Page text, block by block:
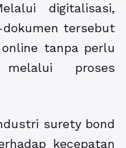
digitalisasi,
tersebut
tanpa perlu
proses
surety bond
kecepatan